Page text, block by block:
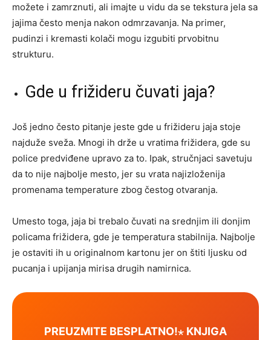
možete i zamrznuti, ali imajte u vidu da se tekstura jela sa
jajima često menja nakon odmrzavanja. Na primer,
pudinzi i kremasti kolači mogu izgubiti prvobitnu
strukturu.
Gde u frižideru čuvati jaja?
Još jedno često pitanje jeste gde u frižideru jaja stoje
najduže sveža. Mnogi ih drže u vratima frižidera, gde su
police predviđene upravo za to. Ipak, stručnjaci savetuju
da to nije najbolje mesto, jer su vrata najizloženija
promenama temperature zbog čestog otvaranja.
Umesto toga, jaja bi trebalo čuvati na srednjim ili donjim
policama frižidera, gde je temperatura stabilnija. Najbolje
je ostaviti ih u originalnom kartonu jer on štiti ljusku od
pucanja i upijanja mirisa drugih namirnica.
PREUZMITE BESPLATNO!⋆ KNJIGA